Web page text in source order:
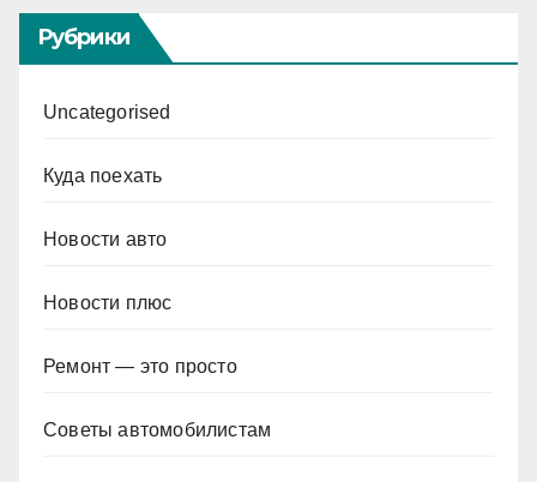
Рубрики
Uncategorised
Куда поехать
Новости авто
Новости плюс
Ремонт — это просто
Советы автомобилистам